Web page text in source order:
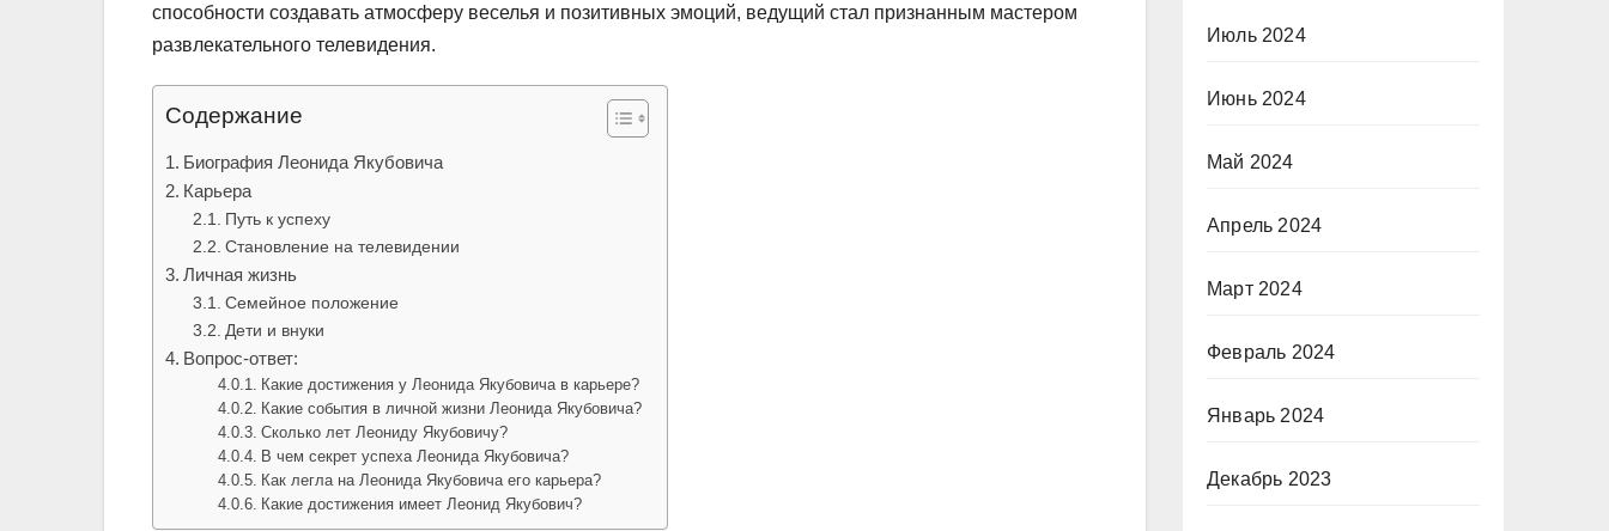
способности создавать атмосферу веселья и позитивных эмоций, ведущий стал признанным мастером
развлекательного телевидения.
Содержание
Биография Леонида Якубовича
Карьера
Путь к успеху
Становление на телевидении
Личная жизнь
Семейное положение
Дети и внуки
Вопрос-ответ:
Какие достижения у Леонида Якубовича в карьере?
Какие события в личной жизни Леонида Якубовича?
Сколько лет Леониду Якубовичу?
В чем секрет успеха Леонида Якубовича?
Как легла на Леонида Якубовича его карьера?
Какие достижения имеет Леонид Якубович?
Июль 2024
Июнь 2024
Май 2024
Апрель 2024
Март 2024
Февраль 2024
Январь 2024
Декабрь 2023